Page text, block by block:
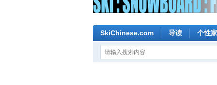
SkiChinese.com 导读 个性